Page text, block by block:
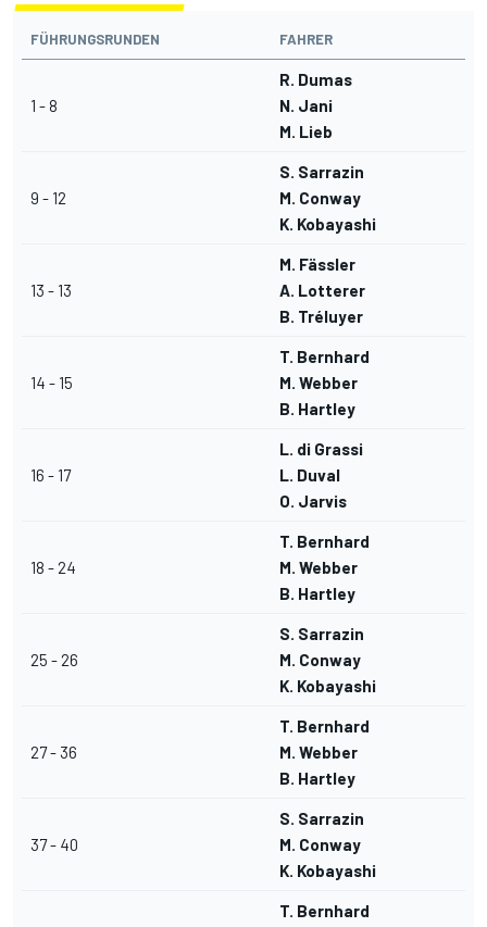
FÜHRUNGSRUNDEN FAHRER
1 - 8
R. Dumas
N. Jani
M. Lieb
9 - 12
S. Sarrazin
M. Conway
K. Kobayashi
13 - 13
M. Fässler
A. Lotterer
B. Tréluyer
14 - 15
T. Bernhard
M. Webber
B. Hartley
16 - 17
L. di Grassi
L. Duval
O. Jarvis
18 - 24
T. Bernhard
M. Webber
B. Hartley
25 - 26
S. Sarrazin
M. Conway
K. Kobayashi
27 - 36
T. Bernhard
M. Webber
B. Hartley
37 - 40
S. Sarrazin
M. Conway
K. Kobayashi
T. Bernhard